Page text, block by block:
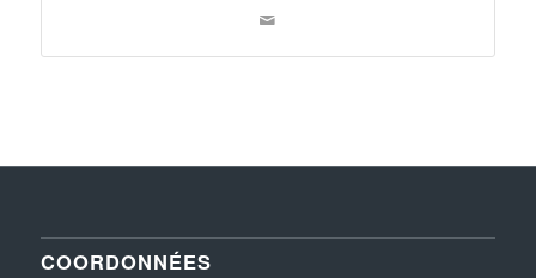
COORDONNÉES